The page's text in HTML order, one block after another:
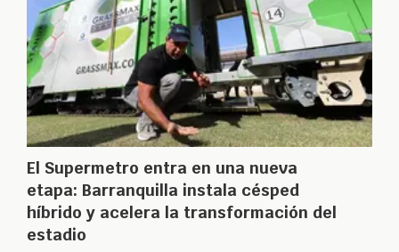
El Supermetro entra en una nueva
etapa: Barranquilla instala césped
híbrido y acelera la transformación del
estadio